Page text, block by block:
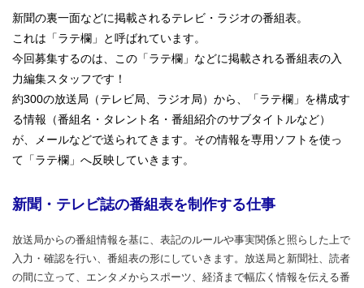
新聞の裏一面などに掲載されるテレビ・ラジオの番組表。
これは「ラテ欄」と呼ばれています。
今回募集するのは、この「ラテ欄」などに掲載される番組表の入
力編集スタッフです！
約300の放送局（テレビ局、ラジオ局）から、「ラテ欄」を構成す
る情報（番組名・タレント名・番組紹介のサブタイトルなど）
が、メールなどで送られてきます。その情報を専用ソフトを使っ
て「ラテ欄」へ反映していきます。
新聞・テレビ誌の番組表を制作する仕事
放送局からの番組情報を基に、表記のルールや事実関係と照らした上で
入力・確認を行い、番組表の形にしていきます。放送局と新聞社、読者
の間に立って、エンタメからスポーツ、経済まで幅広く情報を伝える番